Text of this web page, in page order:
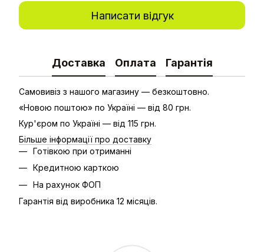
Написати відгук
Доставка Оплата Гарантія
Самовивіз з нашого магазину — безкоштовно.
«Новою поштою» по Україні — від 80 грн.
Кур'єром по Україні — від 115 грн.
Більше інформації про доставку
Готівкою при отриманні
Кредитною карткою
На рахунок ФОП
Гарантія від виробника 12 місяців.